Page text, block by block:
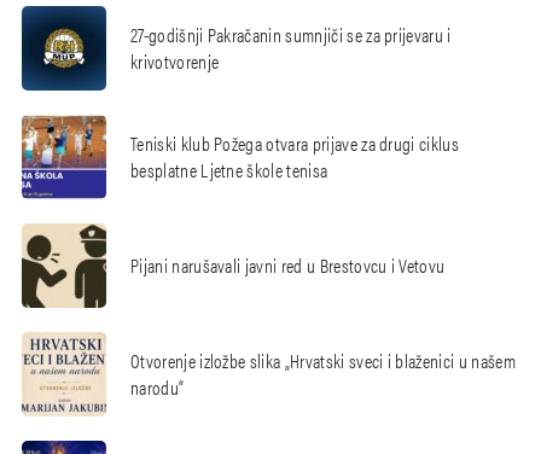
27-godišnji Pakračanin sumnjiči se za prijevaru i
krivotvorenje
Teniski klub Požega otvara prijave za drugi ciklus
besplatne Ljetne škole tenisa
Pijani narušavali javni red u Brestovcu i Vetovu
Otvorenje izložbe slika „Hrvatski sveci i blaženici u našem
narodu“